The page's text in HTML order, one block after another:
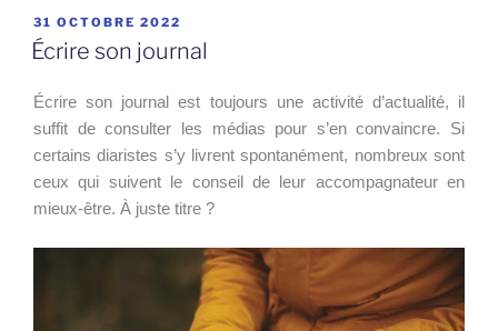
PUBLIÉ
LE
31 OCTOBRE 2022
Écrire son journal
Écrire son journal est toujours une activité d’actualité, il
suffit de consulter les médias pour s’en convaincre. Si
certains diaristes s’y livrent spontanément, nombreux sont
ceux qui suivent le conseil de leur accompagnateur en
mieux-être. À juste titre ?